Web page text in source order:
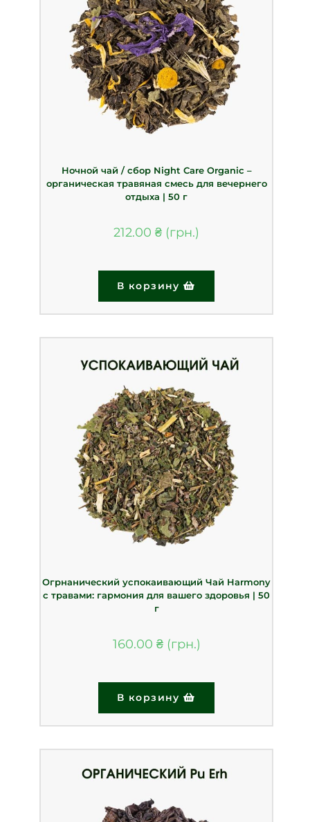
Ночной чай / сбор Night Care Organic –
органическая травяная смесь для вечернего
отдыха | 50 г
212.00 ₴
В корзину
Огрнанический успокаивающий Чай Harmony
с травами: гармония для вашего здоровья | 50
г
160.00 ₴
В корзину